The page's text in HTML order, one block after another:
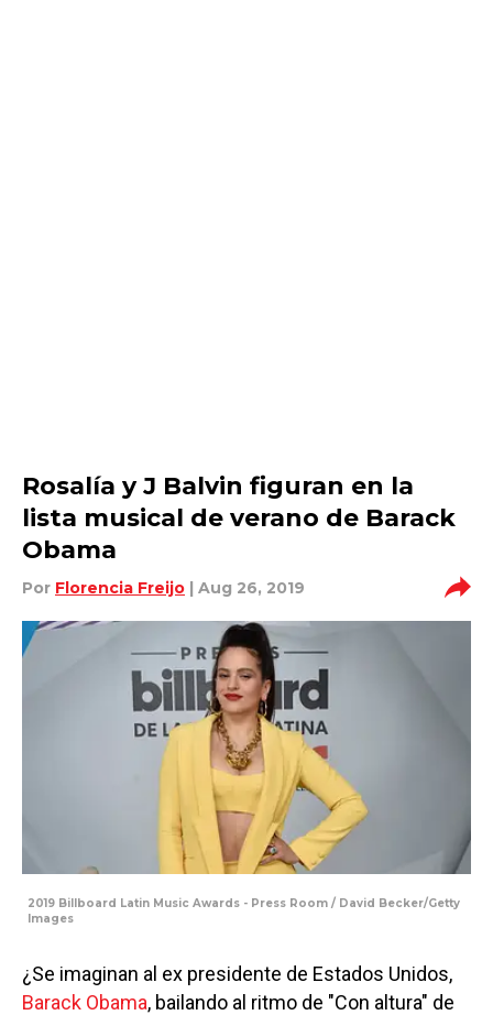
Rosalía y J Balvin figuran en la
lista musical de verano de Barack
Obama
Por Florencia Freijo | Aug 26, 2019
2019 Billboard Latin Music Awards - Press Room / David Becker/Getty
Images
¿Se imaginan al ex presidente de Estados Unidos,
Barack Obama, bailando al ritmo de "Con altura" de